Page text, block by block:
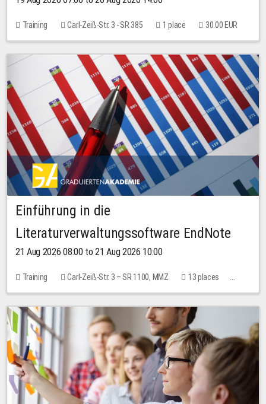
Training Carl-Zeiß-Str. 3 - SR 385 1 place 30.00 EUR
Einführung in die
Literaturverwaltungssoftware EndNote
21 Aug 2026 08:00 to 21 Aug 2026 10:00
Training Carl-Zeiß-Str. 3 – SR 1100, MMZ
13 places
10.00 EUR